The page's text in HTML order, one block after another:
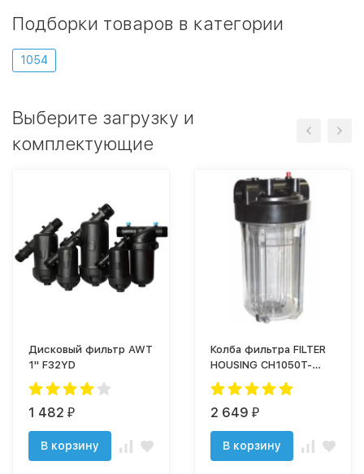
Подборки товаров в категории
1054
Выберите загрузку и
комплектующие
Дисковый фильтр AWT
1" F32YD
1 482 ₽
В корзину
Колба фильтра FILTER
HOUSING CH1050T-
BKBL - 1" в сборе
(прозрач)
2 649 ₽
В корзину